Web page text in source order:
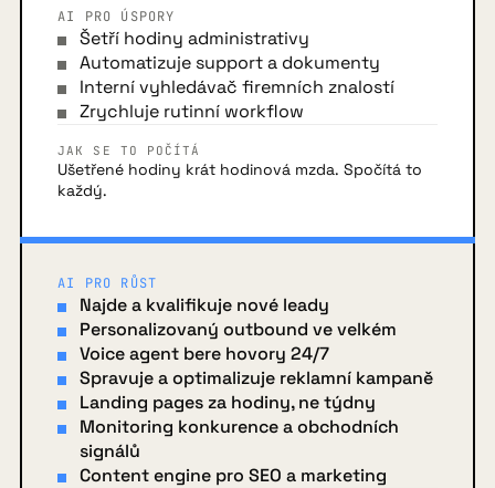
AI PRO ÚSPORY
Šetří hodiny administrativy
Automatizuje support a dokumenty
Interní vyhledávač firemních znalostí
Zrychluje rutinní workflow
JAK SE TO POČÍTÁ
Ušetřené hodiny krát hodinová mzda. Spočítá to
každý.
AI PRO RŮST
Najde a kvalifikuje nové leady
Personalizovaný outbound ve velkém
Voice agent bere hovory 24/7
Spravuje a optimalizuje reklamní kampaně
Landing pages za hodiny, ne týdny
Monitoring konkurence a obchodních
signálů
Content engine pro SEO a marketing